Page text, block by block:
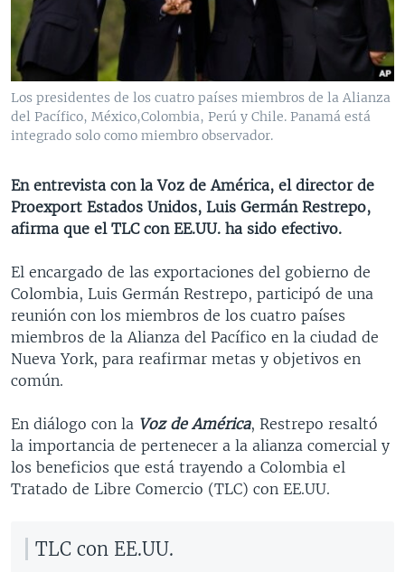
VENEZUELA
NICARAGUA
ECONOMÍA
ENTRETENIMIENTO Y CULTURA
TECNOLOGÍA
DEPORTES
CIENCIA Y SALUD
MULTIMEDIA
FOTOGRAFÍA
AUDIOS
PROGRAMAS TV
EL MUNDO AL DÍA
FORO INTERAMERICANO
VISIÓN 360
LAS CLAVES
PANORAMA
RADIO
AVANCE INFORMATIVO
AUDIONOTICIAS
BUENOS DÍAS AMÉRICA
ESTADOS UNIDOS AL DÍA
FORO [RADIO]
DEPORTIVO INTERNACIONAL
NOTA ECONÓMICA
ENTRETENIMIENTO
DIRECT
DOCUMENTALES DE LA VOA
Learning English
Idiomas
Los presidentes de los cuatro países miembros de la Alianza
del Pacífico, México,Colombia, Perú y Chile. Panamá está
integrado solo como miembro observador.
En entrevista con la Voz de América, el director de
Proexport Estados Unidos, Luis Germán Restrepo,
afirma que el TLC con EE.UU. ha sido efectivo.
El encargado de las exportaciones del gobierno de
Colombia, Luis Germán Restrepo, participó de una
reunión con los miembros de los cuatro países
miembros de la Alianza del Pacífico en la ciudad de
Nueva York, para reafirmar metas y objetivos en
común.
En diálogo con la Voz de América, Restrepo resaltó
la importancia de pertenecer a la alianza comercial y
los beneficios que está trayendo a Colombia el
Tratado de Libre Comercio (TLC) con EE.UU.
TLC con EE.UU.